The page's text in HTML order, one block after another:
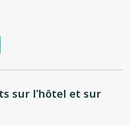
sur l’hôtel et sur